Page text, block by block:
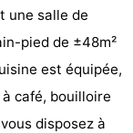
une salle de
pied de ±48m²
est équipée,
café, bouilloire
disposez à